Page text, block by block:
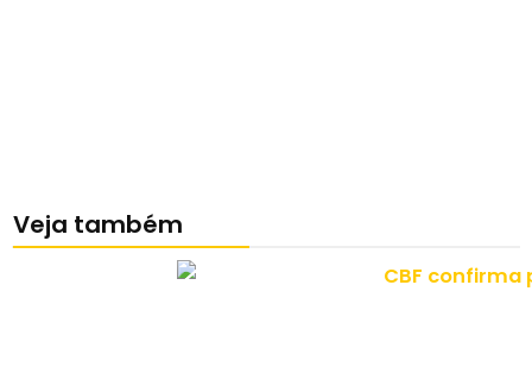
Veja também